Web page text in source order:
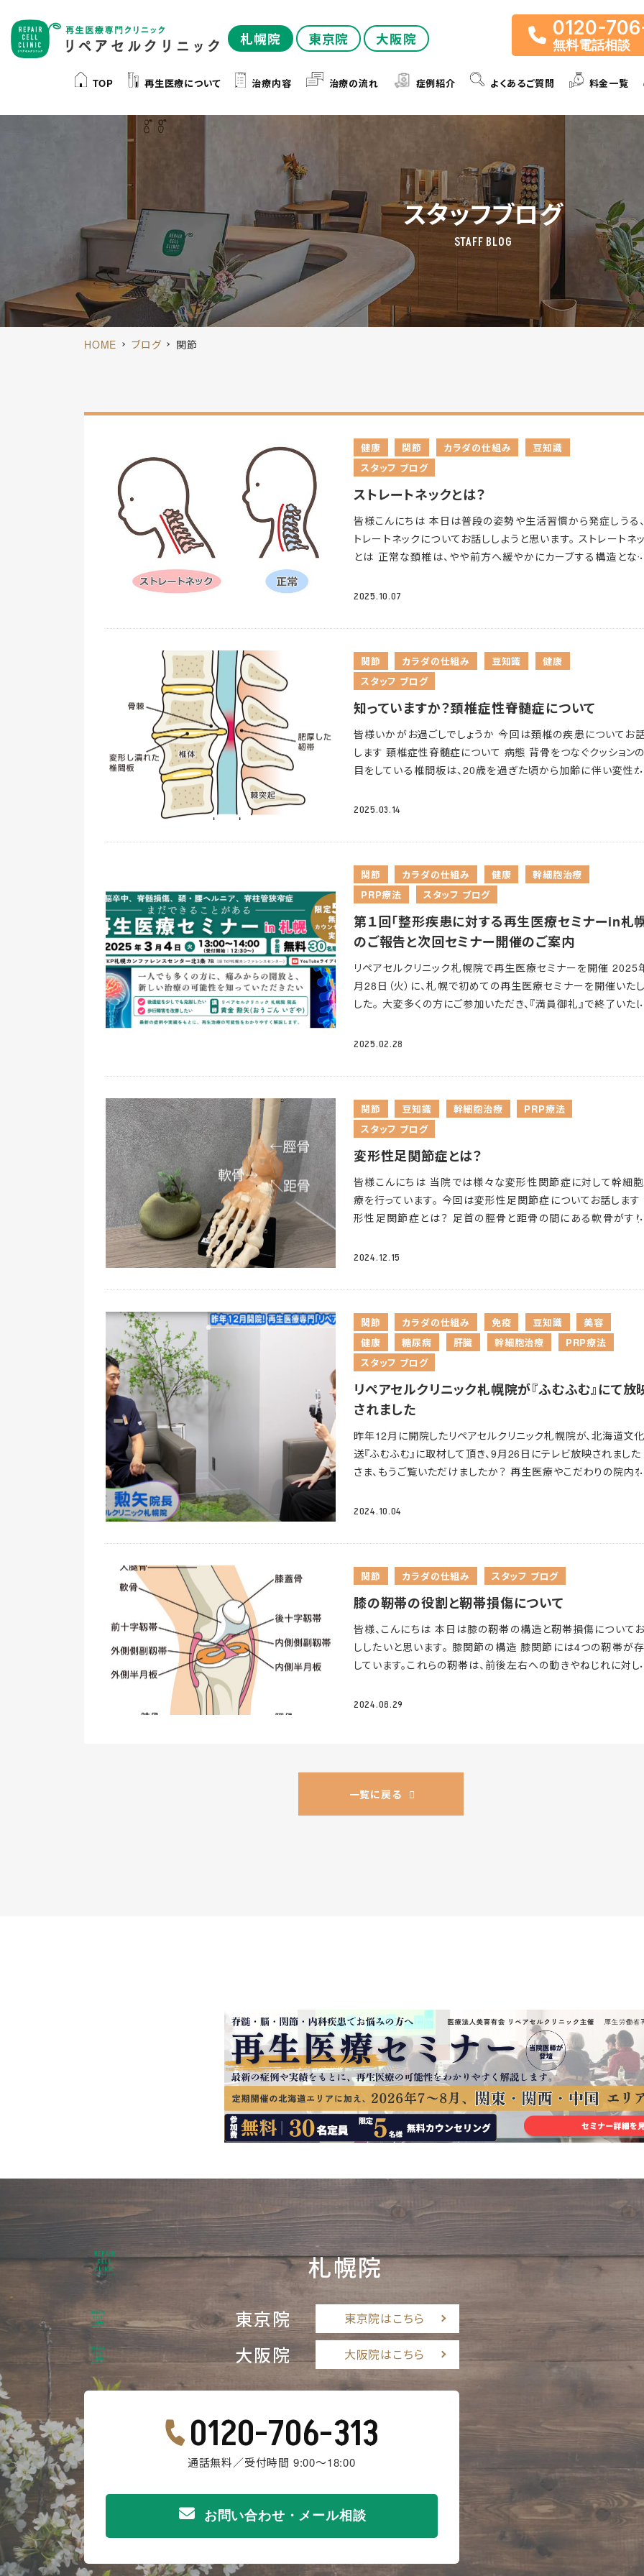
札幌院 東京院 大阪院 0120-
無料電話相談
TOP 再生医療について 治療内容 治療の流れ 症例紹介 よくあるご質問 料金一覧
スタッフブログ
STAFF BLOG
HOME ブログ 関節
健康 関節 カラダの仕組み
豆知識
スタッフ ブログ
ストレートネックとは？
皆様こんにちは 本日は普段の姿勢や生活習慣から発症しうる
トレートネックについてお話ししようと思います。 ストレートネ
とは 正常な頚椎は、やや前方へ緩やかにカーブする構造とな
す。そして首や肩の筋肉も、必要最小限の力で頭の重さを支える
首の骨がまっすぐになってしまう状態を言います。首が前方に
な負荷がかかってしまいます。 ストレートネックの原因は？ スト
ートネックは、猫背やうつむきの姿勢を日常的にあるいは長期間
けることによる、”姿勢の悪さ”が原因で起こります
デスクワーク
どの座ったままの姿勢や、パソコンやスマートフォン
を見続ける姿
は、首が前方に移動し、頭を前に突き出した状態の前傾姿勢に
ます。この姿勢を長期間続けると、関節や筋肉はその状態のま
まっていき、いざ姿勢を戻そうとしても、そのまま戻らなくなって
ックは、首や肩周りの筋肉が常に引っ張られている状態です。こ
がります。筋肉が緊張し血流が滞り、疲労物質や痛み物質が
肉が緊張する、と言った負の連鎖を起こしてしまいます
① 適度に休憩をとる 首や肩への負担を抑えるために、パソコン
スマートフォンを使う際は、30分に1回休憩を挟みましょう。また
憩の際には首や肩を動かす、立って背伸びをするなど、こまめに
を動かしてあげることを心がけましょう。 ② 首の後ろの筋肉に力
いれる 首が前に出ている前傾姿勢の状態と、反対の動作を行
しょう。 首の後ろにある筋肉にグッと力を入れ、ストンと力
く・・・そうすると、緊張していた筋肉がほぐれてくれます 改善
トフォンは目の高さに合わせて持つようにし、片手ではなく両手
子を選び、正しい姿勢でパソコンを使用しましょう。筋肉の緊
③睡眠時の枕の高さに気を付ける
高さのある枕は、首が前に押
出されストレートネックの状態を作り出すため、避けることをお
めします。また柔らかすぎる枕も、頭を安定させようと常に首が緊
した状態が続くため、注意しましょう。 普段から正しい姿勢を意
し、ストレートネックを予防・改善していきましょう
2025.10.07
関節 カラダの仕組み 豆知識
健康
スタッフ ブログ
知っていますか？頚椎症性脊髄症について
皆様いかがお過ごしでしょうか 今回は頚椎の疾患についてお
します 頸椎症性脊髄症について 病態 背骨をつなぐクッション
目をしている椎間板は、20歳を過ぎた頃から加齢に伴い変性
などの変化が出てきます。それに伴い、骨の出っ張り(骨棘：こつき
柱管の大きさは欧米人と比較して小さく、「脊髄症」の症状が生
の痺れや巧緻運動障害（ボタンのつけ外し、箸を動かす、字を書く
どの細かい動作ができなくなる）が出現します。進行すると下肢
体幹の痺れ、脚がもつれ歩行が困難となっていきます。また、膀胱
腸の動きがコントロールできなくなり、頻尿や失禁などの膀胱
障害が起こることがあります。 治療 初期の段階では、鎮痛剤や
経障害性疼痛治療薬などの薬物療法で経過を見ることもあり
が、画像上で強い圧迫が認められた場合や日常生活に支障が
ような手指の巧緻運動障害の出現、階段昇降や歩行が困難に
も、、 仮に手術をしても手足の痺れが残存したり、症状が改善し
医療を行っております再生医療という選択肢 手術を勧められ
いなど少しでもお悩みがある方はぜひ一度ご相談ください
2025.03.14
関節 カラダの仕組み 健康
幹細胞治療
PRP療法
スタッフ ブログ
第１回「整形疾患に対する再生医療セミナーin札幌
のご報告と次回セミナー開催のご案内
リペアセルクリニック札幌院で再生医療セミナーを開催 2025
月28日（火）に、札幌で初めての再生医療セミナーを開催いた
した。 大変多くの方にご参加いただき、『満員御礼』で終了いた
ましたこと、感謝申し上げます。 ご参加いただいた皆様、配信で
える再生医療セミナー開催！ 第1回目のテーマ「整形疾患に対
医師が登壇し、ひざ・股関節の変形性関節症、半月板損傷、腱板
傷などを中心にお話しさせていただきました。 黄金院長
YouTubeチャンネル『おうごん先生の【老化・腰痛】解消医学ch』
も同時配信させていただきました。 多くの皆様にご興味を持って
ただき、またご質問もいただきましたので、こちらでご回答させ
ただきます。聞かせて！あなたの疑問・気になるポイント、今す
決しますQ： 腰椎4.5番椎間板変性疼痛は椎間板にピンポイン
の症例の成績は開示していただく事は可能でしょうか？ A：大変
しておりません。 椎間板変性に対しては、患者様の症状にあっ
なのでしょうか？ 札幌院以外でも東京院、大阪院どこでも診察
可能でございます。経験豊富な医師がいつでもお待ちしております
安心してご相談ください。 大好評！初回セミナー大成功
テーマでさらにパワーアップ！お楽しみに！ 来る3月4日に、第２回
再生医療セミナーを予定しております
今回のテーマは「脳卒中
頚・腰ヘルニア、脊髄損傷、脊柱管狭窄症」についてです。 このよ
なお悩み、抱えていませんか？ ✓頚・腰ヘルニアのシビレや痛
マヒを改善したい ✓術後の後遺症を少しでも克服したい ✓再
心配 ✓言葉を発することができない ✓歩行障害を改善したい
の可能性を今こそ知ってください！ ＜セミナー内容＞ ✓ 脳卒中/
セルクリニックが選ばれる理由 ✓ 神経障害に対する再生医
しております。 遠方でご来場が難しい方はぜひご検討ください
後に尚、当セミナーは、医療法人が再生医療の普及を目的に行
ださい。 たくさんのお申込みをお待ちしております♪ 詳細、お
込みはこちら＞＞ リペアセルクリニック一同
2025.02.28
関節 豆知識 幹細胞治療
PRP療法
スタッフ ブログ
変形性足関節症とは？
皆様こんにちは 当院では様々な変形性関節症に対して幹細
療を行っています。 今回は変形性足関節症 についてお話します
形性足関節症とは？ 足首の脛骨と距骨の間にある軟骨がす
和感ですが変形が進行すると安静時にも痛みや腫れが出ること
っていないか確認します。より詳しく調べるためにCTやMRI撮
年、数十年と経過し変形を生じることがあります。その他、捻挫を
り返していた方や足首に負担がかかるスポーツをしていた方に
いですまた、関節炎や明らかな原因なく発症する場合もあります
動作を制限します。また、インソール(足底板) やサポーター(足関
を保護する装具)の使用、鎮痛剤や抗炎症剤の注射などがありま
すり減った軟骨は自然には戻らないため、変形の程度や症状、
を考慮し手術療法となる場合もあります。 こんな方におすす
す！ 手術には抵抗があるため、幹細胞治療を試したいというお
少ないですが、変形性足関節症で幹細胞治療をされているお客
さいませ
2024.12.15
関節 カラダの仕組み 免疫 豆知識
美容
健康
糖尿病 肝臓 幹細胞治療
PRP療法
スタッフ ブログ
リペアセルクリニック札幌院が『ふむふむ』にて放
されました
昨年12月に開院したリペアセルクリニック札幌院が、北海道文
送『ふむふむ』に取材して頂き、9月26日にテレビ放映されました
さま、もうご覧いただけましたか？ 再生医療やこだわりの院内
田平美さんんのインタビュー取材で「再生医療」についてお話しし
使用し、シックで落ち着いた雰囲気にこだわっており、そんな院
をご覧くださいhttps://www.youtube.com/
v=0eifoEybRJw 再生医療の適応疾患 ・変形性関節症 ・半月板
痺れ、痛み、筋力の低下 こんなお悩みはございませんか？ 再
療に馴染みのない方も、まずはお気軽にご相談ください。 症例
10,000例のリペアセルクリニックでは、「できなくなったことを
日々診療を行っております。出来ることが少しずつ増えるようにサ
2024.10.04
関節 カラダの仕組み スタッフ ブログ
膝の靭帯の役割と靭帯損傷について
皆様、こんにちは 本日は膝の靭帯の構造と靭帯損傷について
ししたいと思います。 膝関節の構造 膝関節には4つの靭帯が
しています。これらの靭帯は、前後左右への動きやねじれに対し
いたします。 ①前十字靭帯 後十字靭帯と交差して膝関節を支え
パーとして働き、脛骨が後方へズレてしまうのを防いでいます。
内側側副靭帯 膝の内側にある靭帯で、内側へのズレを防いでい
がひどくなると、人工関節などの手術が必要になることもあ
め、膝の靭帯損傷は放置することなく、適切に治療することが必
です。当院の治療 当院では膝関節に対する再生医療も行ってお
ます。お気軽にご相談くださいませ
2024.08.29
一覧に戻る
札幌院
東京院 東京院はこちら
大阪院 大阪院はこちら
0120-706-313
通話無料／受付時間 9:00～18:00
お問い合わせ・メール相談